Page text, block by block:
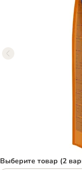
Выберите товар (2